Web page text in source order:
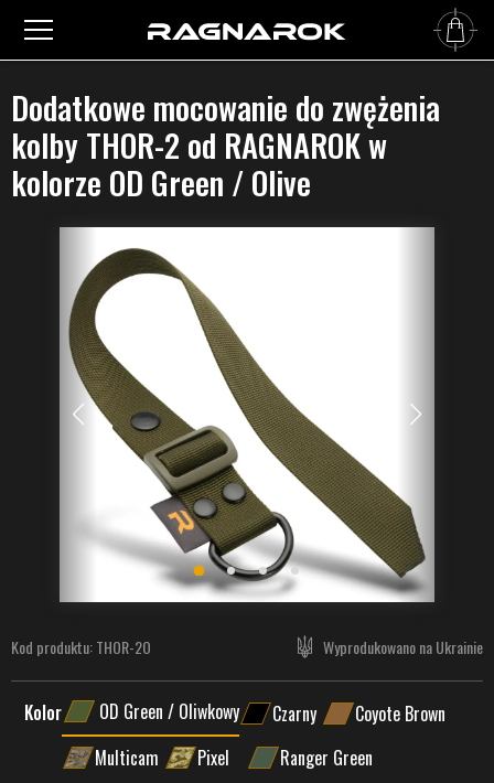
Główna› Akcesoria›Dodatkowe mocowanie do zwężenia kolby THOR-2
Dodatkowe mocowanie do zwężenia
kolby THOR-2 od RAGNAROK w
kolorze OD Green / Olive
Kod produktu:THOR-2O Wyprodukowano na Ukrainie
Kolor OD Green / Oliwkowy Czarny
Coyote Brown
Multicam
Pixel Ranger Green